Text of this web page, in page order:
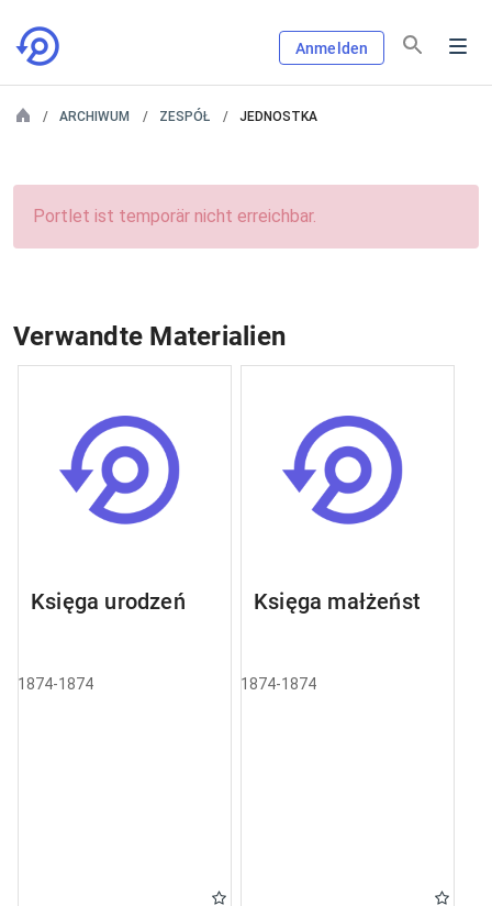
Anmelden
ARCHIWUM ZESPÓŁ JEDNOSTKA
Portlet ist temporär nicht erreichbar.
Verwandte Materialien
Księga urodzeń
1874-1874
Księga małżeństw
1874-1874